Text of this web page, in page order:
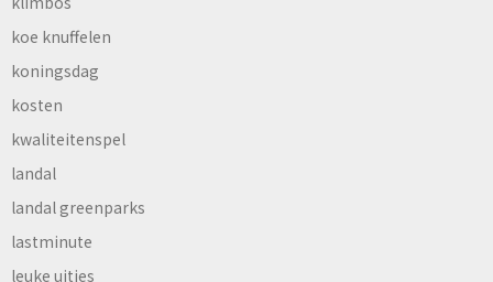
koe knuffelen
koningsdag
kosten
kwaliteitenspel
landal
landal greenparks
lastminute
leuke uitjes